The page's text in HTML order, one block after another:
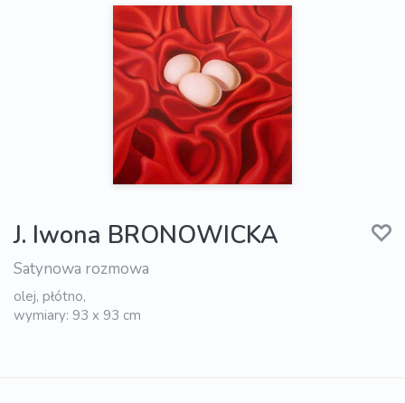
J. Iwona BRONOWICKA
Satynowa rozmowa
olej, płótno,
wymiary: 93 x 93 cm